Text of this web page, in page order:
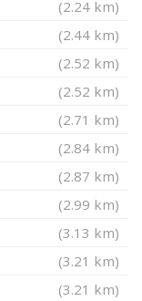
(2.24 km)
(2.44 km)
(2.52 km)
(2.52 km)
(2.71 km)
(2.84 km)
(2.87 km)
(2.99 km)
(3.13 km)
(3.21 km)
(3.21 km)